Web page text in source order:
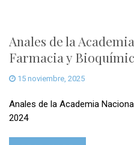
Anales de la
Farmacia y
15 noviembre, 2025
Anales de la Academia
2024